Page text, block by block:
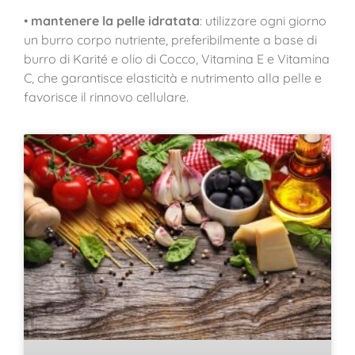
• mantenere la pelle idratata: utilizzare ogni giorno
un burro corpo nutriente, preferibilmente a base di
burro di Karité e olio di Cocco, Vitamina E e Vitamina
C, che garantisce elasticità e nutrimento alla pelle e
favorisce il rinnovo cellulare.